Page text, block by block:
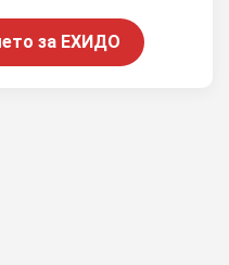
за ЕХИДО